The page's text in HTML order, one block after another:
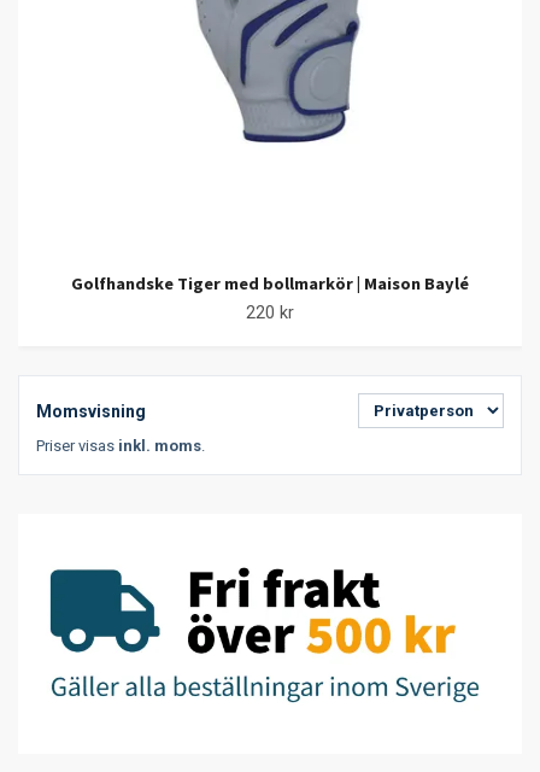
Momsvisning
Priser visas inkl. moms.
Golfhandske Tiger med bollmarkör | Maison Baylé
220 kr